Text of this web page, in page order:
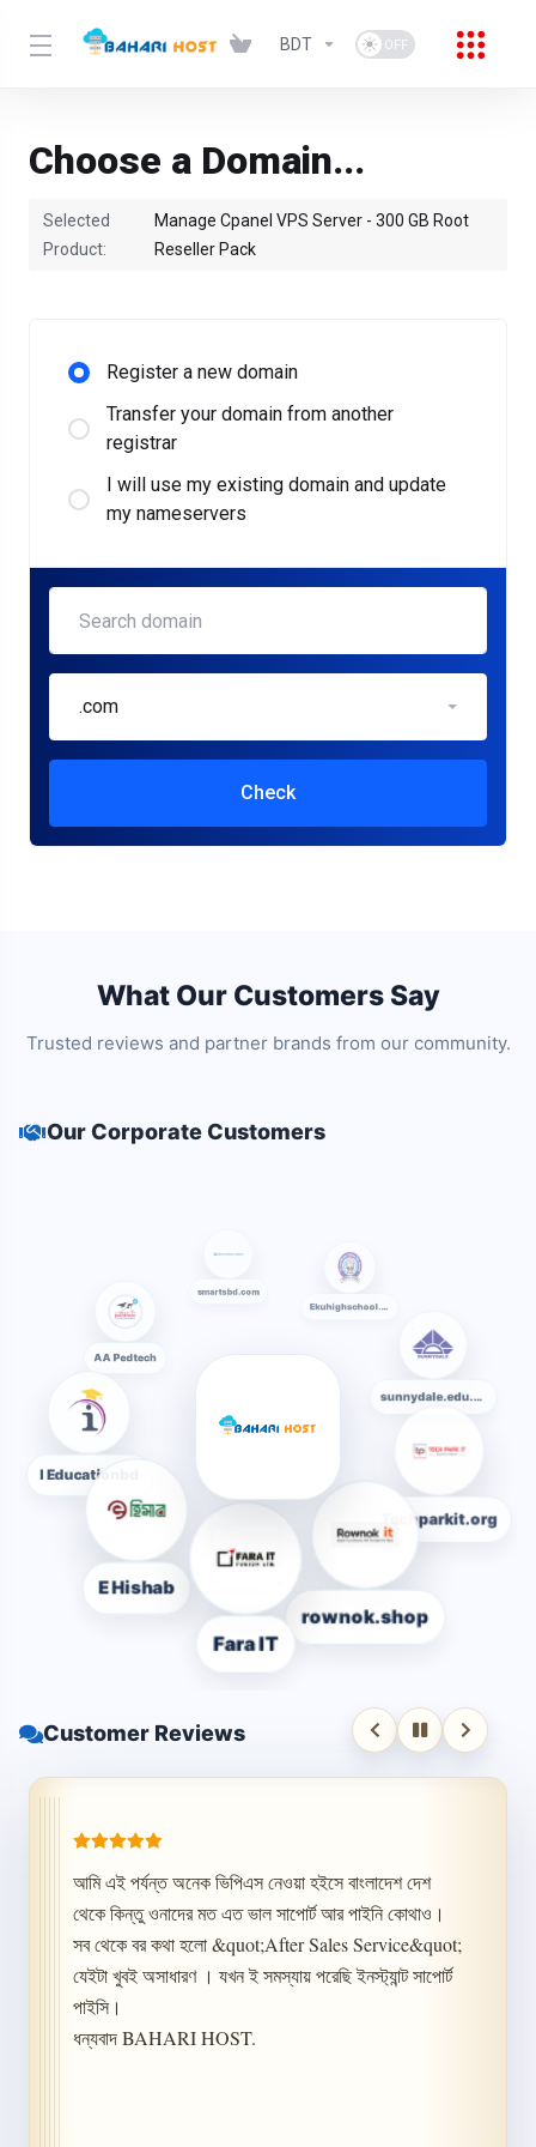
BDT
Choose a Domain...
Selected
Product:
Manage Cpanel VPS Server - 300 GB Root
Reseller Pack
Register a new domain
Transfer your domain from another
registrar
I will use my existing domain and update
my nameservers
.com
Check
What Our Customers Say
Trusted reviews and partner brands from our community.
Customer Reviews
আমি এই পর্যন্ত অনেক ভিপিএস নেওয়া হইসে বাংলাদেশ দেশ
থেকে কিন্তু ওনাদের মত এত ভাল সাপোর্ট আর পাইনি কোথাও।
সব থেকে বর কথা হলো &quot;After Sales Service&quot;
যেইটা খুবই অসাধারণ । যখন ই সমস্যায় পরেছি ইনস্ট্যান্ট সাপোর্ট
পাইসি।
ধন্যবাদ BAHARI HOST.
Our Corporate Customers
Fara IT
E Hishab
I Educationbd
smartsbd.com
sunnydale.edu.bd
Techparkit.org
rownok.shop